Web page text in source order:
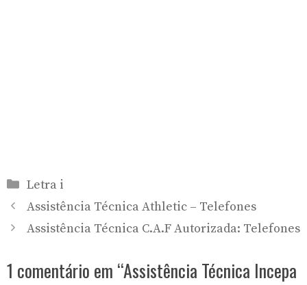
Categorias
Letra i
Assistência Técnica Athletic – Telefones
Assistência Técnica C.A.F Autorizada: Telefones
1 comentário em “Assistência Técnica Incepa